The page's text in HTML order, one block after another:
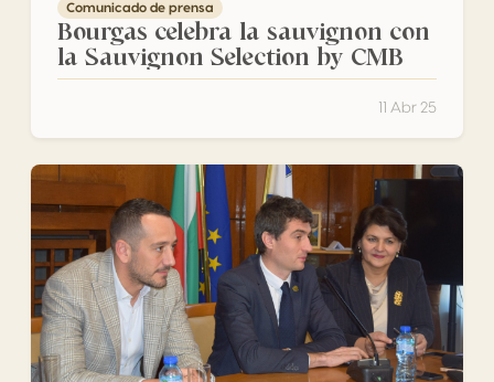
Comunicado de prensa
Bourgas celebra la sauvignon con
la Sauvignon Selection by CMB
11 Abr 25
La 16ª edición de Sauvignon Selection by CMB tendrá